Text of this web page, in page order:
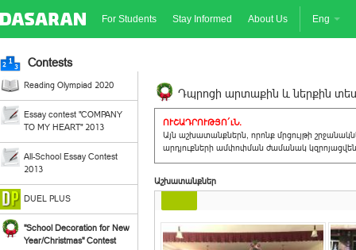
For Students Stay Informed About Us Eng
Contests
Reading Olympiad 2020
Essay contest "COMPANY
TO MY HEART" 2013
All-School Essay Contest
2013
DUEL PLUS
"School Decoration for New
Year/Christmas" Contest
Դպրոցի արտաքին և ներքին
ՈՒՇԱԴՐՈՒԹՅՈ´ւՆ.
Այն աշխատանքներն, որոնք մրցույթի
արդյուքների ամփոփման ժամանակ
Աշխատանքներ